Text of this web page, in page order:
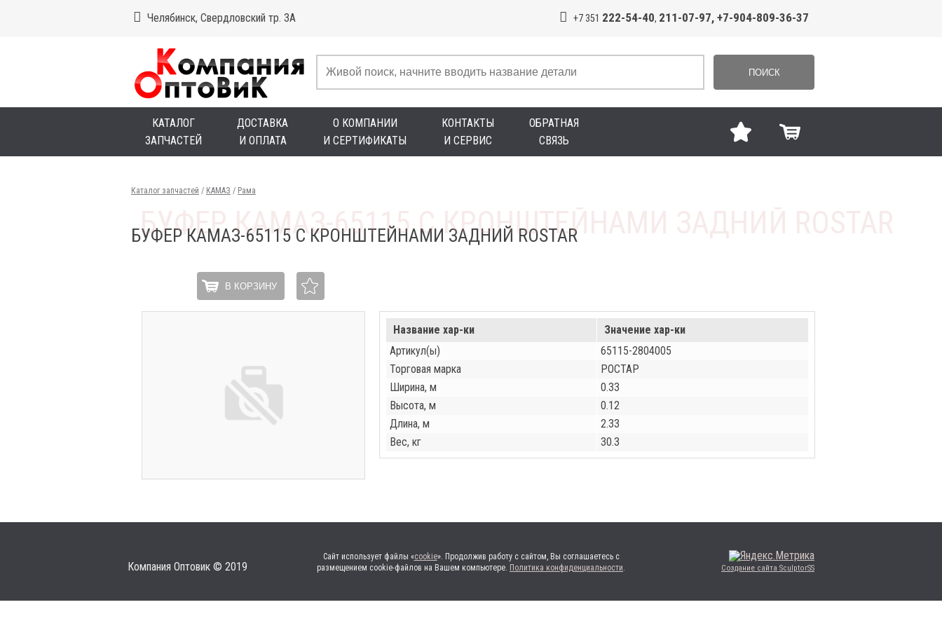
Челябинск, Свердловский тр. 3А +7 351 222-54-40, 211-07-97, +7-904-809-36-37
ПОИСК
КАТАЛОГ
ЗАПЧАСТЕЙ
ДОСТАВКА
И ОПЛАТА
О КОМПАНИИ
И СЕРТИФИКАТЫ
КОНТАКТЫ
И СЕРВИС
ОБРАТНАЯ
СВЯЗЬ
Каталог запчастей / КАМАЗ / Рама
БУФЕР КАМАЗ-65115 С КРОНШТЕЙНАМИ ЗАДНИЙ ROSTAR
В КОРЗИНУ
Название хар-ки
Значение хар-ки
Артикул(ы)
65115-2804005
Торговая марка
РОСТАР
Ширина, м
0.33
Высота, м
0.12
Длина, м
2.33
Вес, кг
30.3
Компания Оптовик © 2019
Сайт использует файлы «cookie». Продолжив работу с сайтом, Вы соглашаетесь с
размещением cookie-файлов на Вашем компьютере. Политика конфиденциальности. Создание сайта SculptorSS